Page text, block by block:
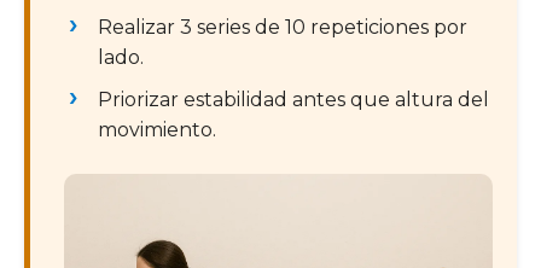
Realizar 3 series de 10 repeticiones por
lado.
Priorizar estabilidad antes que altura del
movimiento.